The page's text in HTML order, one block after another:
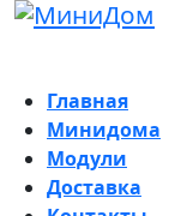
Главная
Минидома
Модули
Доставка